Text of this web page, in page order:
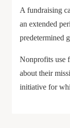
A fundraising
an extended
predetermined
Nonprofits use
about their
initiative for